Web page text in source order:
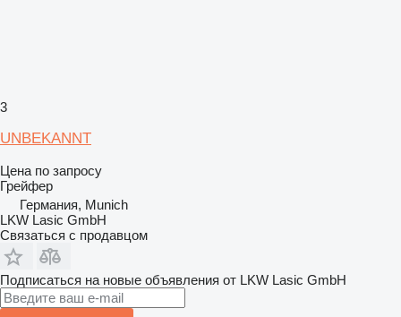
3
UNBEKANNT
Цена по запросу
Грейфер
Германия, Munich
LKW Lasic GmbH
Связаться с продавцом
Подписаться на новые объявления от LKW Lasic GmbH